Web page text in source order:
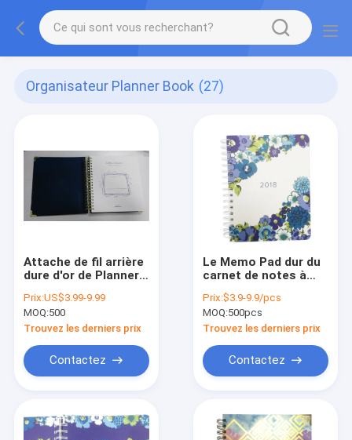
Organisateur Planner Book (27)
Attache de fil arrière
dure d'or de Planner
d'organisateur de
feuilles d'or
76*140mm
Prix:US$3.99-9.99
MOQ:500
Trouvez les derniers prix
Contactez
Le Memo Pad dur du
carnet de notes à
la couverture 2mm
impriment le livre à
spirale
Prix:$3.9-9.9/pcs
MOQ:500pcs
Trouvez les derniers prix
Contactez